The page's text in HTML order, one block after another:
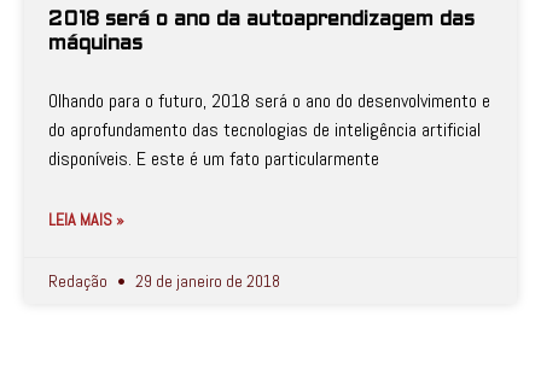
2018 será o ano da autoaprendizagem das
máquinas
Olhando para o futuro, 2018 será o ano do desenvolvimento e
do aprofundamento das tecnologias de inteligência artificial
disponíveis. E este é um fato particularmente
LEIA MAIS »
Redação 29 de janeiro de 2018